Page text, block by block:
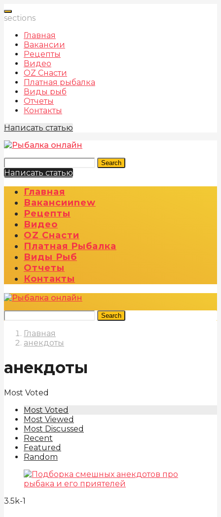
sections
Главная
Вакансии
Рецепты
Видео
OZ Снасти
Платная рыбалка
Виды рыб
Отчеты
Контакты
Написать статью
Search
Написать статью
Главная
ВакансииNew
Рецепты
Видео
OZ Снасти
Платная Рыбалка
Виды Рыб
Отчеты
Контакты
Search
Главная
анекдоты
анекдоты
Most Voted
Most Voted
Most Viewed
Most Discussed
Recent
Featured
Random
3.5k-1